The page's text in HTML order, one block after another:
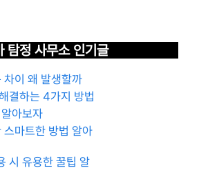
탐정 사무소 인기글
차이 왜 발생할까
결하는 4가지 방법
아보자
마트한 방법 알아
시 유용한 꿀팁 알